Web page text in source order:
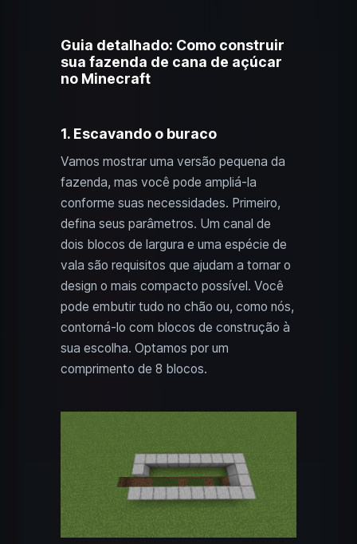
Guia detalhado: Como construir
sua fazenda de cana de açúcar
no Minecraft
1. Escavando o buraco
Vamos mostrar uma versão pequena da
fazenda, mas você pode ampliá-la
conforme suas necessidades. Primeiro,
defina seus parâmetros. Um canal de
dois blocos de largura e uma espécie de
vala são requisitos que ajudam a tornar o
design o mais compacto possível. Você
pode embutir tudo no chão ou, como nós,
contorná-lo com blocos de construção à
sua escolha. Optamos por um
comprimento de 8 blocos.